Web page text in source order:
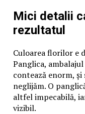
Mici detalii
rezultatul
Culoarea florilor e
Panglica,
contează enorm,
neglijăm. O
altfel impecabilă,
vizibil.